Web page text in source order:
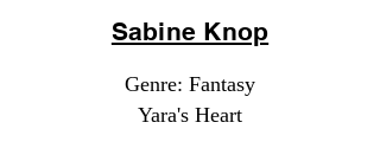
Sabine Knop
Genre: Fantasy
Yara's Heart